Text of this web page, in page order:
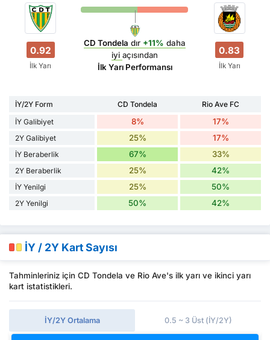
0.92
İlk Yarı
CD Tondela dır +11% daha
iyiaçısından
İlk Yarı Performansı
0.83
İlk Yarı
İY/2Y Form CD Tondela
Rio Ave FC
İY Galibiyet
8% 17%
2Y Galibiyet 25% 17%
İY Beraberlik 67% 33%
2Y Beraberlik 25% 42%
İY Yenilgi 25% 50%
2Y Yenilgi 50% 42%
İY / 2Y Kart Sayısı
Tahminleriniz için CD Tondela ve Rio Ave's ilk yarı ve ikinci yarı
kart istatistikleri.
İY/2Y Ortalama 0.5 ~ 3 Üst (İY/2Y)